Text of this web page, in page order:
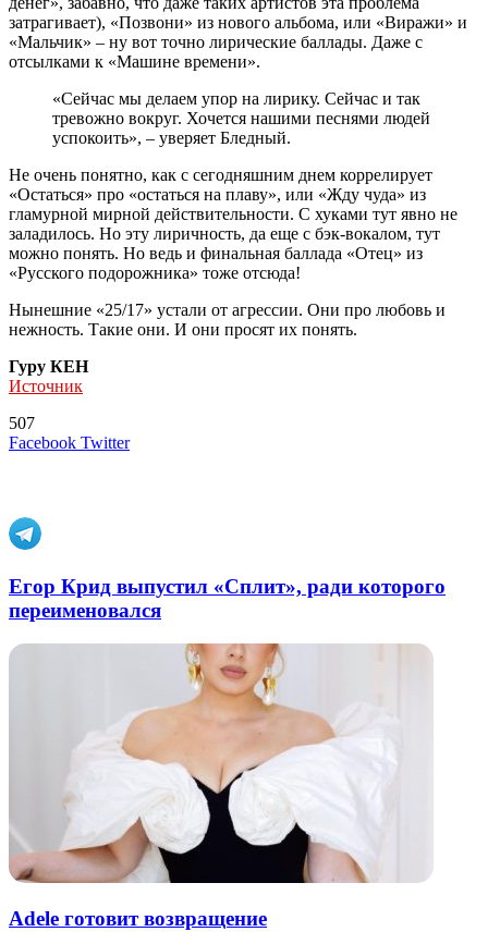
затрагивает), «Позвони» из нового альбома, или «Виражи» и
«Мальчик» – ну вот точно лирические баллады. Даже с
отсылками к «Машине времени».
«Сейчас мы делаем упор на лирику. Сейчас и так
тревожно вокруг. Хочется нашими песнями людей
успокоить», – уверяет Бледный.
Не очень понятно, как с сегодняшним днем коррелирует
«Остаться» про «остаться на плаву», или «Жду чуда» из
гламурной мирной действительности. С хуками тут явно не
заладилось. Но эту лиричность, да еще с бэк-вокалом, тут
можно понять. Но ведь и финальная баллада «Отец» из
«Русского подорожника» тоже отсюда!
Нынешние «25/17» устали от агрессии. Они про любовь и
нежность. Такие они. И они просят их понять.
Гуру КЕН
Источник
507
Facebook TwitterLinkedIn
Tumblr
Reddit
Вконтакте
Одноклассники
Skype
Messenger
Messenger
WhatsApp
Telegram
Viber
Line
Поделиться
Печатать
Егор Крид выпустил «Сплит», ради которого
переименовался
Adele готовит возвращение